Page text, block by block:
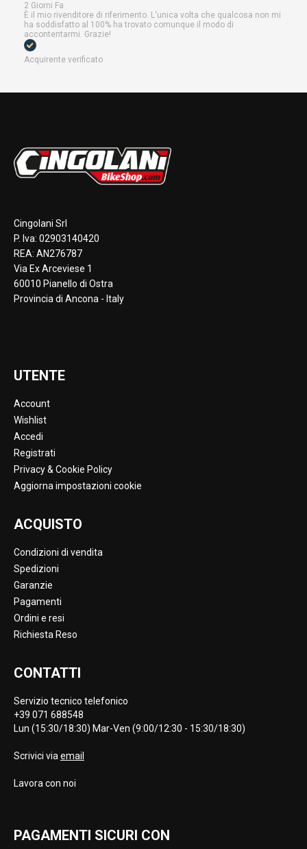
2 Giorni Fa
È il mio rivenditore di riferimento. L'unica volta che qualcosa non mi
ha soddisfatto al 100% ha trovato comunque il modo di
accontentarmi. Grazie!
Acquirente verificato
Cingolani Srl
P. Iva: 02903140420
REA: AN276787
Via Ex Arceviese 1
60010 Pianello di Ostra
Provincia di Ancona - Italy
UTENTE
Account
Wishlist
Accedi
Registrati
Privacy & Cookie Policy
Aggiorna impostazioni cookie
ACQUISTO
Condizioni di vendita
Spedizioni
Garanzie
Pagamenti
Ordini e resi
Richiesta Reso
CONTATTI
Servizio tecnico telefonico
+39 071 688548
Lun (15:30/18:30) Mar-Ven (9:00/12:30 - 15:30/18:30)
Scrivici via email
Lavora con noi
PAGAMENTI SICURI CON